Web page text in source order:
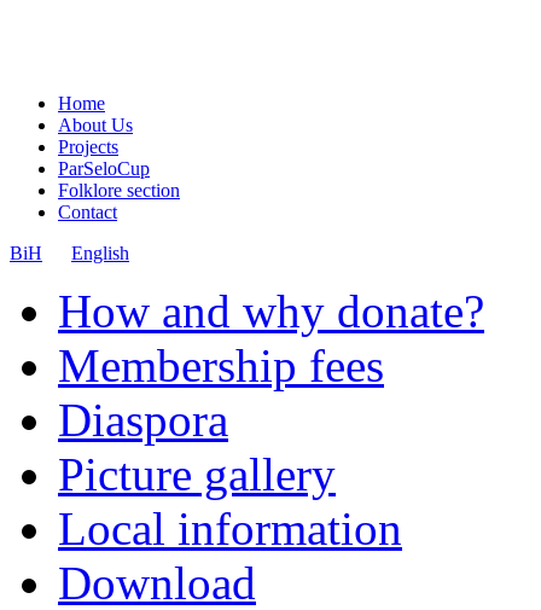
Home
About Us
Projects
ParSeloCup
Folklore section
Contact
BiH
English
How and why donate?
Membership fees
Diaspora
Picture gallery
Local information
Download